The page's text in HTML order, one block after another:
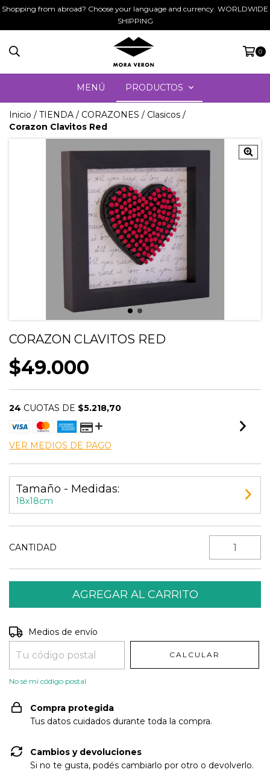
Shopping from abroad? Choose your language and currency. WORLDWIDE
SHIPPING
0
MENÚ PRODUCTOS
Inicio / TIENDA / CORAZONES / Clasicos /
Corazon Clavitos Red
CORAZON CLAVITOS RED
$49.000
24 CUOTAS DE $5.218,70
VER MEDIOS DE PAGO
Tamaño - Medidas:
18x18cm
CANTIDAD
Entregas para el CP:
Medios de envío
CALCULAR
No sé mi código postal
Compra protegida
Tus datos cuidados durante toda la compra.
Cambios y devoluciones
Si no te gusta, podés cambiarlo por otro o devolverlo.